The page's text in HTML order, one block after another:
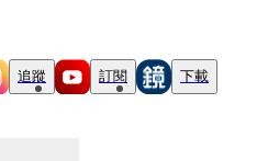
追蹤 訂閱 下載